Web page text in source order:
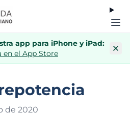
app para iPhone y iPad:
en el App Store
de 2020